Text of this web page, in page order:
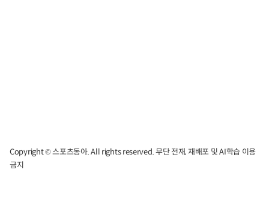
Copyright © 스포츠동아. All rights reserved. 무단 전재, 재배포 및 AI학습 이용
금지